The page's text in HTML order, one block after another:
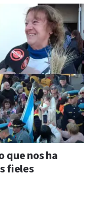
que nos ha
fieles